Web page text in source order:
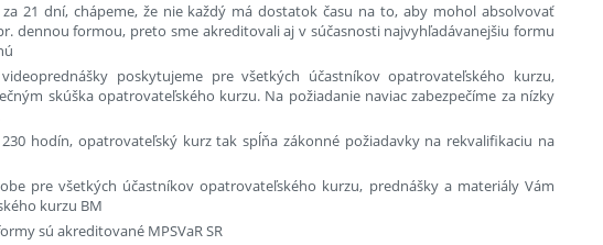
21 dní, chápeme, že nie každý má dostatok času na to, aby mohol absolvovať
dennou formou, preto sme akreditovali aj v súčasnosti najvyhľadávanejšiu formu
poskytujeme pre všetkých účastníkov opatrovateľského kurzu,
skúška opatrovateľského kurzu. Na požiadanie naviac zabezpečíme za nízky
hodín, opatrovateľský kurz tak spĺňa zákonné požiadavky na rekvalifikaciu na
pre všetkých účastníkov opatrovateľského kurzu, prednášky a materiály Vám
kurzu BM
sú akreditované MPSVaR SR